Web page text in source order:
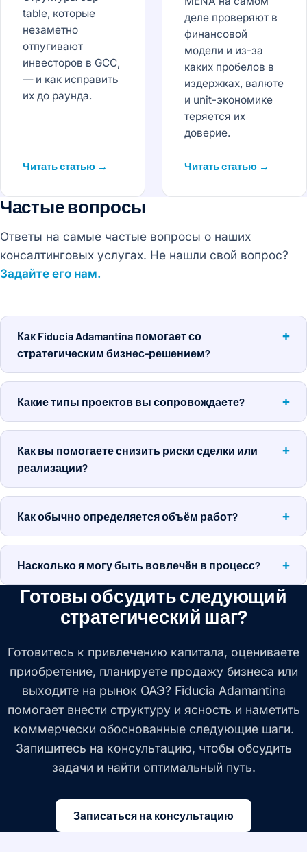
table, которые
незаметно
отпугивают
инвесторов в GCC,
— и как исправить
их до раунда.
Читать статью →
деле проверяют в
финансовой
модели и из-за
каких пробелов в
издержках, валюте
и unit-экономике
теряется их
доверие.
Читать статью →
Частые вопросы
Ответы на самые частые вопросы о наших
консалтинговых услугах. Не нашли свой вопрос?
Задайте его нам.
Как Fiducia Adamantina помогает со
стратегическим бизнес-решением?
Какие типы проектов вы сопровождаете?
Как вы помогаете снизить риски сделки или
реализации?
Как обычно определяется объём работ?
Насколько я могу быть вовлечён в процесс?
Готовы обсудить следующий
стратегический шаг?
Готовитесь к привлечению капитала, оцениваете
приобретение, планируете продажу бизнеса или
выходите на рынок ОАЭ? Fiducia Adamantina
помогает внести структуру и ясность и наметить
коммерчески обоснованные следующие шаги.
Запишитесь на консультацию, чтобы обсудить
задачи и найти оптимальный путь.
Записаться на консультацию